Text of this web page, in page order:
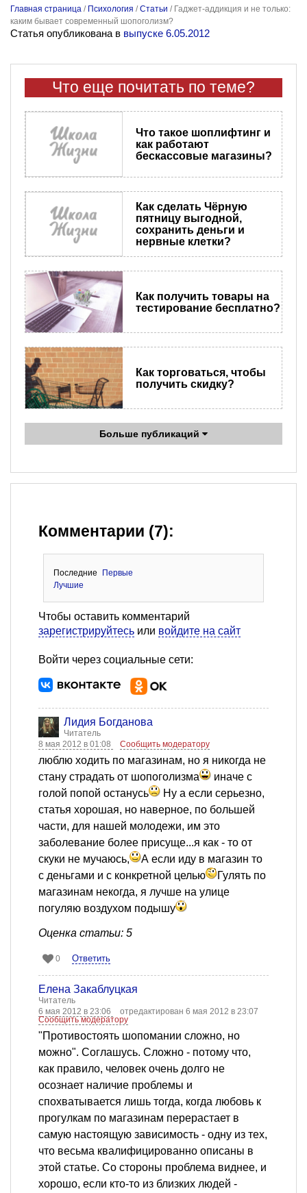
Главная страница / Психология /Статьи / Гаджет-аддикция и не только:
каким бывает современный шопоголизм?
Статья опубликована в выпуске 6.05.2012
Что еще почитать по теме?
Что такое шоплифтинг и
как работают
бескассовые магазины?
Как сделать Чёрную
пятницу выгодной,
сохранить деньги и
нервные клетки?
Как получить товары на
тестирование бесплатно?
Как торговаться, чтобы
получить скидку?
Больше публикаций
Комментарии (7):
Последние
Первые
Лучшие
Чтобы оставить комментарий
зарегистрируйтесь или войдите на сайт
Войти через социальные сети:
Лидия Богданова
Читатель
8 мая 2012 в 01:08
Сообщить модератору
люблю ходить по магазинам, но я никогда не
стану страдать от шопоголизма
иначе с
голой попой останусь
Ну а если серьезно,
статья хорошая, но наверное, по большей
части, для нашей молодежи, им это
заболевание более присуще...я как - то от
скуки не мучаюсь,
А если иду в магазин то
с деньгами и с конкретной целью
Гулять по
магазинам некогда, я лучше на улице
погуляю воздухом подышу
Оценка статьи: 5
0 Ответить
Елена Закаблуцкая
Читатель
6 мая 2012 в 23:06
отредактирован 6 мая 2012 в 23:07
Сообщить модератору
"Противостоять шопомании сложно, но
можно". Соглашусь. Сложно - потому что,
как правило, человек очень долго не
осознает наличие проблемы и
спохватывается лишь тогда, когда любовь к
прогулкам по магазинам перерастает в
самую настоящую зависимость - одну из тех,
что весьма квалифицированно описаны в
этой статье. Со стороны проблема виднее, и
хорошо, если кто-то из близких людей -